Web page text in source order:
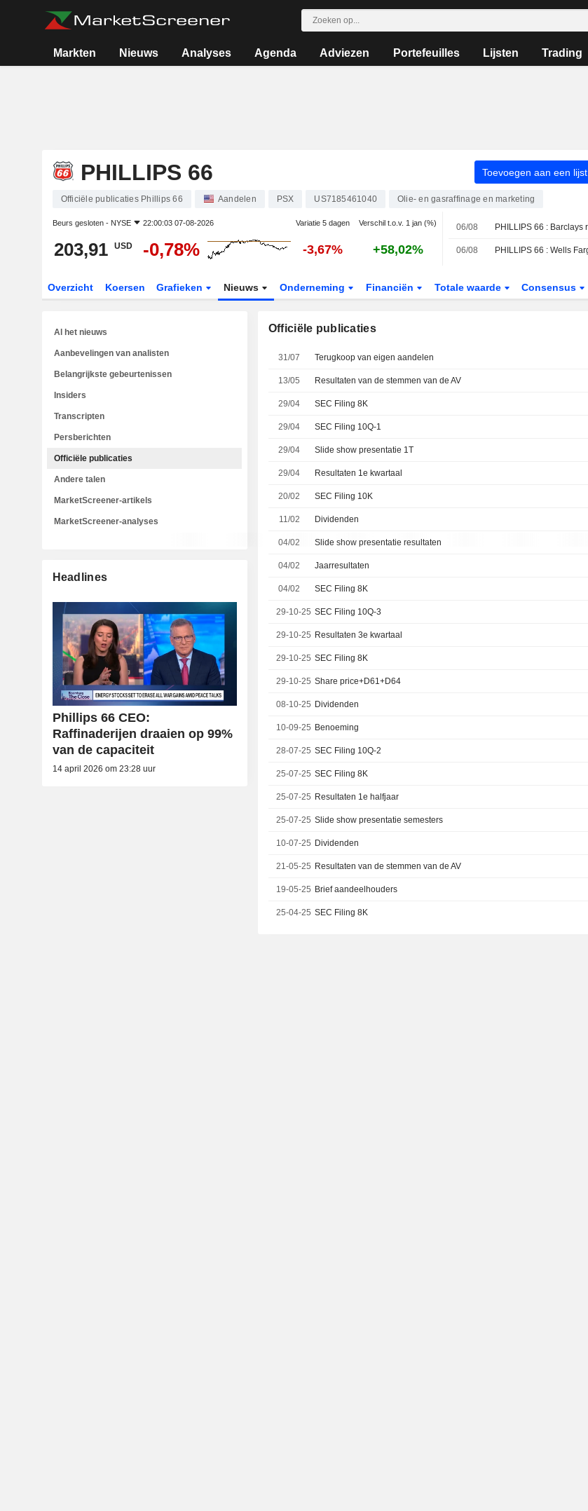
Markten Nieuws Analyses Agenda Adviezen Portefeuilles Lijsten Trading
PHILLIPS 66 Toevoegen aan een lijst
Officiële publicaties Phillips 66 Aandelen PSX US7185461040 Olie- en gasraffinage en marketing
Beurs gesloten - NYSE 22:00:03 07-08-2026 Variatie 5 dagen Verschil t.o.v. 1 jan (%)
203,91 USD -0,78% -3,67% +58,02%
06/08
06/08
Overzicht Koersen Grafieken Nieuws Onderneming Financiën Totale waarde Consensus
Officiële publicaties
31/07 Terugkoop van eigen aandelen
13/05 Resultaten van de stemmen van de AV
29/04 SEC Filing 8K
29/04 SEC Filing 10Q-1
29/04 Slide show presentatie 1T
29/04 Resultaten 1e kwartaal
20/02 SEC Filing 10K
11/02 Dividenden
04/02 Slide show presentatie resultaten
04/02 Jaarresultaten
04/02 SEC Filing 8K
29-10-25 SEC Filing 10Q-3
29-10-25 Resultaten 3e kwartaal
29-10-25 SEC Filing 8K
29-10-25 Share price+D61+D64
08-10-25 Dividenden
10-09-25 Benoeming
28-07-25 SEC Filing 10Q-2
25-07-25 SEC Filing 8K
25-07-25 Resultaten 1e halfjaar
25-07-25 Slide show presentatie semesters
10-07-25 Dividenden
21-05-25 Resultaten van de stemmen van de AV
19-05-25 Brief aandeelhouders
25-04-25 SEC Filing 8K
Al het nieuws
Aanbevelingen van analisten
Belangrijkste gebeurtenissen
Insiders
Transcripten
Persberichten
Officiële publicaties
Andere talen
MarketScreener-artikels
MarketScreener-analyses
Headlines
Phillips 66 CEO:
Raffinaderijen draaien op 99%
van de capaciteit
14 april 2026 om 23:28 uur